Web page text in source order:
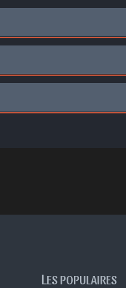
L ES POPULAIRES